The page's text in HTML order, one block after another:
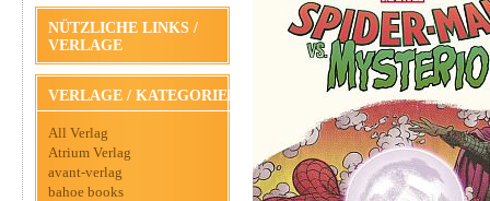
NÜTZLICHE LINKS /
VERLAGE
VERLAGE / KATEGORIEN
All Verlag
Atrium Verlag
avant-verlag
bahoe books